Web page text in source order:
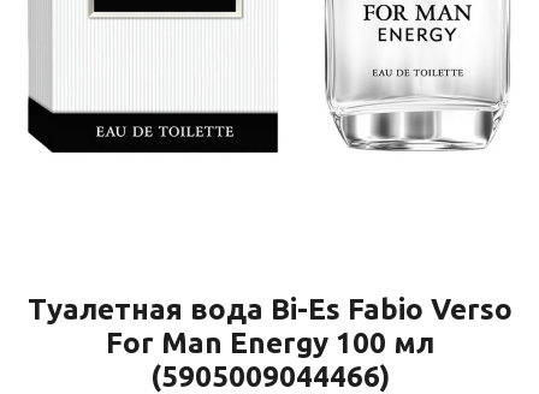
Туалетная вода Bi-Es Fabio Verso
For Man Energy 100 мл
(5905009044466)